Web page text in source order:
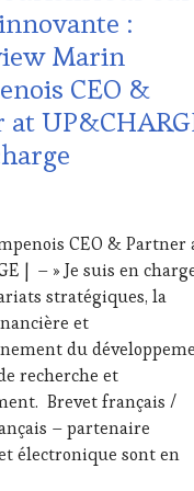
:
Marin
CEO &
at
CEO & Partner
| – » Je suis en
stratégiques, la
et
du
recherche et
Brevet français /
– partenaire
électronique sont en